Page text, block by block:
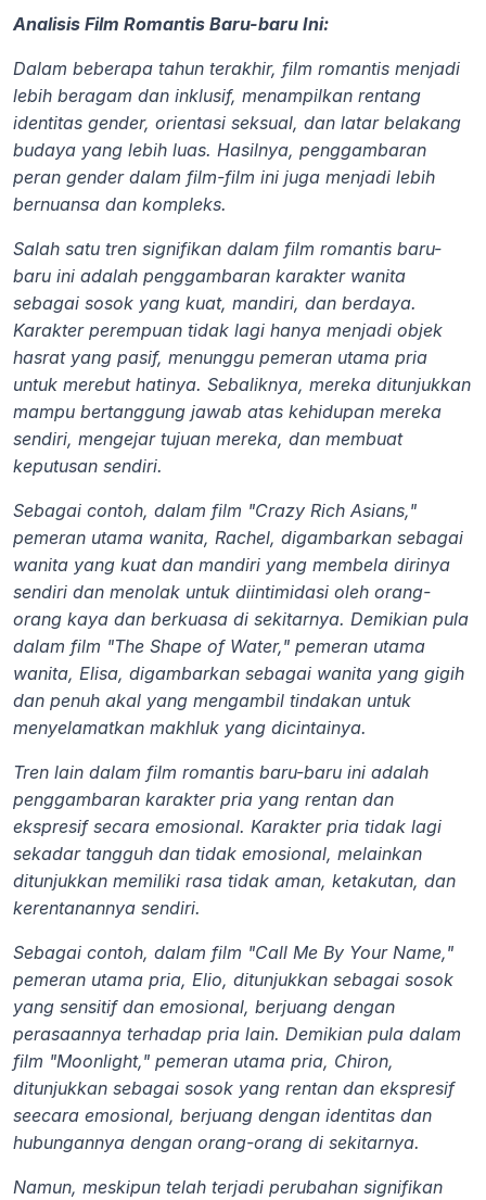
Analisis Film Romantis Baru-baru Ini:
Dalam beberapa tahun terakhir, film romantis menjadi
lebih beragam dan inklusif, menampilkan rentang
identitas gender, orientasi seksual, dan latar belakang
budaya yang lebih luas. Hasilnya, penggambaran
peran gender dalam film-film ini juga menjadi lebih
bernuansa dan kompleks.
Salah satu tren signifikan dalam film romantis baru-
baru ini adalah penggambaran karakter wanita
sebagai sosok yang kuat, mandiri, dan berdaya.
Karakter perempuan tidak lagi hanya menjadi objek
hasrat yang pasif, menunggu pemeran utama pria
untuk merebut hatinya. Sebaliknya, mereka ditunjukkan
mampu bertanggung jawab atas kehidupan mereka
sendiri, mengejar tujuan mereka, dan membuat
keputusan sendiri.
Sebagai contoh, dalam film "Crazy Rich Asians,"
pemeran utama wanita, Rachel, digambarkan sebagai
wanita yang kuat dan mandiri yang membela dirinya
sendiri dan menolak untuk diintimidasi oleh orang-
orang kaya dan berkuasa di sekitarnya. Demikian pula
dalam film "The Shape of Water," pemeran utama
wanita, Elisa, digambarkan sebagai wanita yang gigih
dan penuh akal yang mengambil tindakan untuk
menyelamatkan makhluk yang dicintainya.
Tren lain dalam film romantis baru-baru ini adalah
penggambaran karakter pria yang rentan dan
ekspresif secara emosional. Karakter pria tidak lagi
sekadar tangguh dan tidak emosional, melainkan
ditunjukkan memiliki rasa tidak aman, ketakutan, dan
kerentanannya sendiri.
Sebagai contoh, dalam film "Call Me By Your Name,"
pemeran utama pria, Elio, ditunjukkan sebagai sosok
yang sensitif dan emosional, berjuang dengan
perasaannya terhadap pria lain. Demikian pula dalam
film "Moonlight," pemeran utama pria, Chiron,
ditunjukkan sebagai sosok yang rentan dan ekspresif
seecara emosional, berjuang dengan identitas dan
hubungannya dengan orang-orang di sekitarnya.
Namun, meskipun telah terjadi perubahan signifikan